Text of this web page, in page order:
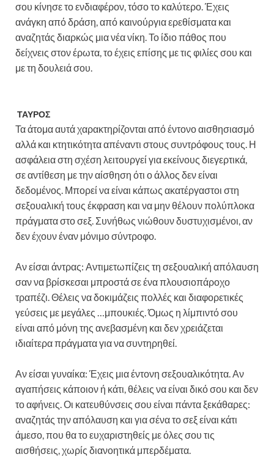
σου κίνησε το ενδιαφέρον, τόσο το καλύτερο. Έχεις
ανάγκη από δράση, από καινούργια ερεθίσματα και
αναζητάς διαρκώς μια νέα νίκη. Το ίδιο πάθος που
δείχνεις στον έρωτα, το έχεις επίσης με τις φιλίες σου και
με τη δουλειά σου.
ΤΑΥΡΟΣ
Τα άτομα αυτά χαρακτηρίζονται από έντονο αισθησιασμό
αλλά και κτητικότητα απέναντι στους συντρόφους τους. Η
ασφάλεια στη σχέση λειτουργεί για εκείνους διεγερτικά,
σε αντίθεση με την αίσθηση ότι ο άλλος δεν είναι
δεδομένος. Μπορεί να είναι κάπως ακατέργαστοι στη
σεξουαλική τους έκφραση και να μην θέλουν πολύπλοκα
πράγματα στο σεξ. Συνήθως νιώθουν δυστυχισμένοι, αν
δεν έχουν έναν μόνιμο σύντροφο.
Αν είσαι άντρας: Αντιμετωπίζεις τη σεξουαλική απόλαυση
σαν να βρίσκεσαι μπροστά σε ένα πλουσιοπάροχο
τραπέζι. Θέλεις να δοκιμάζεις πολλές και διαφορετικές
γεύσεις με μεγάλες …μπουκιές. Όμως η λίμπιντό σου
είναι από μόνη της ανεβασμένη και δεν χρειάζεται
ιδιαίτερα πράγματα για να συντηρηθεί.
Αν είσαι γυναίκα: Έχεις μια έντονη σεξουαλικότητα. Αν
αγαπήσεις κάποιον ή κάτι, θέλεις να είναι δικό σου και δεν
το αφήνεις. Οι κατευθύνσεις σου είναι πάντα ξεκάθαρες:
αναζητάς την απόλαυση και για σένα το σεξ είναι κάτι
άμεσο, που θα το ευχαριστηθείς με όλες σου τις
αισθήσεις, χωρίς διανοητικά μπερδέματα.